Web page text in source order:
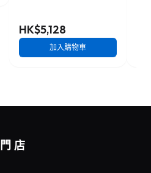
HK$5,128
加入購物車
店